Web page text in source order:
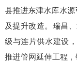
县推进东津水库水
及提升改造。瑞昌
级与连片供水建设
推进管网延伸工程，